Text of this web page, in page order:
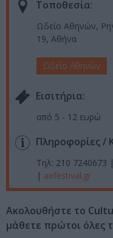
Τοποθεσία:
Ωδείο Αθηνών,
19, Αθήνα
Ωδείο Αθηνών
Eισιτήρια:
από 5 - 12 ευρώ
Πληροφορίες /
Τηλ: 210 7240673 |
| aefestival.gr
Ακολουθήστε το
μάθετε πρώτοι όλες